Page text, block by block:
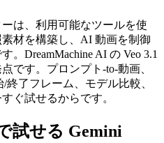
は、利用可能なツールを使
材を構築し、AI 動画を制御
。DreamMachine AI の Veo 3.1
です。プロンプト-to-動画、
終了フレーム、モデル比較、
ぐ試せるからです。
試せる Gemini